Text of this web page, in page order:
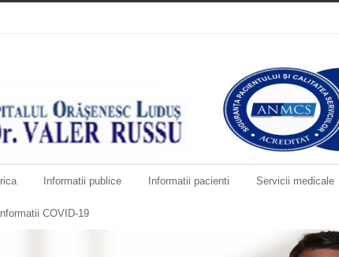
Informatii publice Informatii pacienti Servicii medicale
Informatii COVID-19